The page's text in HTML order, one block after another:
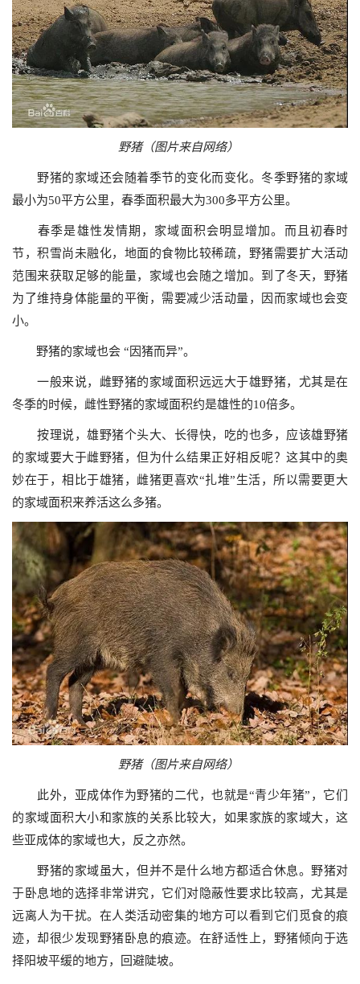
野猪（图片来自网络）
野猪的家域还会随着季节的变化而变化。冬季野猪的家域
最小为50平方公里，春季面积最大为300多平方公里。
春季是雄性发情期，家域面积会明显增加。而且初春时
节，积雪尚未融化，地面的食物比较稀疏，野猪需要扩大活动
范围来获取足够的能量，家域也会随之增加。到了冬天，野猪
为了维持身体能量的平衡，需要减少活动量，因而家域也会变
小。
野猪的家域也会 “因猪而异”。
一般来说，雌野猪的家域面积远远大于雄野猪，尤其是在
冬季的时候，雌性野猪的家域面积约是雄性的10倍多。
按理说，雄野猪个头大、长得快，吃的也多，应该雄野猪
的家域要大于雌野猪，但为什么结果正好相反呢？这其中的奥
妙在于，相比于雄猪，雌猪更喜欢“扎堆”生活，所以需要更大
的家域面积来养活这么多猪。
野猪（图片来自网络）
此外，亚成体作为野猪的二代，也就是“青少年猪”，它们
的家域面积大小和家族的关系比较大，如果家族的家域大，这
些亚成体的家域也大，反之亦然。
野猪的家域虽大，但并不是什么地方都适合休息。野猪对
于卧息地的选择非常讲究，它们对隐蔽性要求比较高，尤其是
远离人为干扰。在人类活动密集的地方可以看到它们觅食的痕
迹，却很少发现野猪卧息的痕迹。在舒适性上，野猪倾向于选
择阳坡平缓的地方，回避陡坡。